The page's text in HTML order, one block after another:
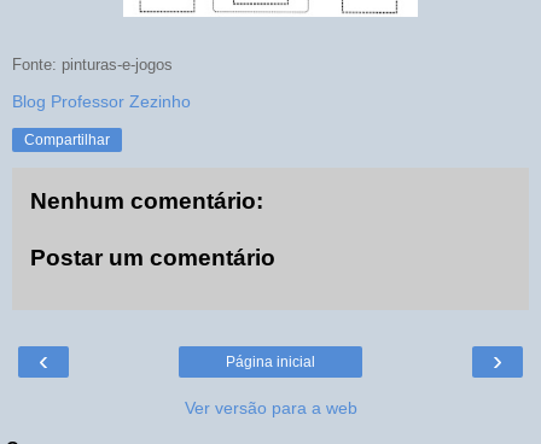
Fonte: pinturas-e-jogos
Blog Professor Zezinho
Compartilhar
Nenhum comentário:
Postar um comentário
‹ ›
Página inicial
Ver versão para a web